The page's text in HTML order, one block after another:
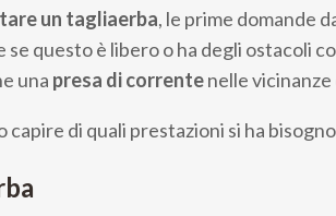
un tagliaerba, le prime domande
questo è libero o ha degli ostacoli
una presa di correntenelle
capire di quali prestazioni si ha